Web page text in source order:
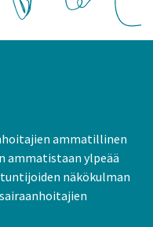
ammatillinen
ammatistaan ylpeää
näkökulman